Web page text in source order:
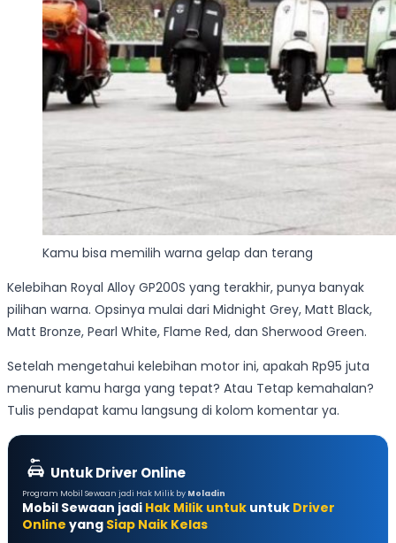
Kamu bisa memilih warna gelap dan terang
Kelebihan Royal Alloy GP200S yang terakhir, punya banyak
pilihan warna. Opsinya mulai dari Midnight Grey, Matt Black,
Matt Bronze, Pearl White, Flame Red, dan Sherwood Green.
Setelah mengetahui kelebihan motor ini, apakah Rp95 juta
menurut kamu harga yang tepat? Atau Tetap kemahalan?
Tulis pendapat kamu langsung di kolom komentar ya.
Untuk Driver Online
Program Mobil Sewaan jadi Hak Milik by Moladin
Mobil Sewaan jadi Hak Milik untuk untuk Driver
Online yang Siap Naik Kelas